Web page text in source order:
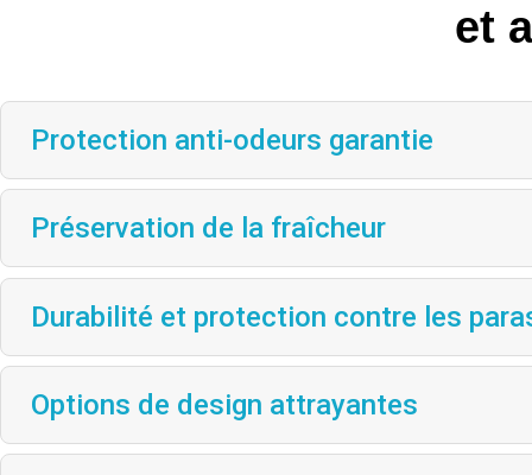
et
Protection anti-odeurs garantie
Préservation de la fraîcheur
Durabilité et protection contre les
Options de design attrayantes